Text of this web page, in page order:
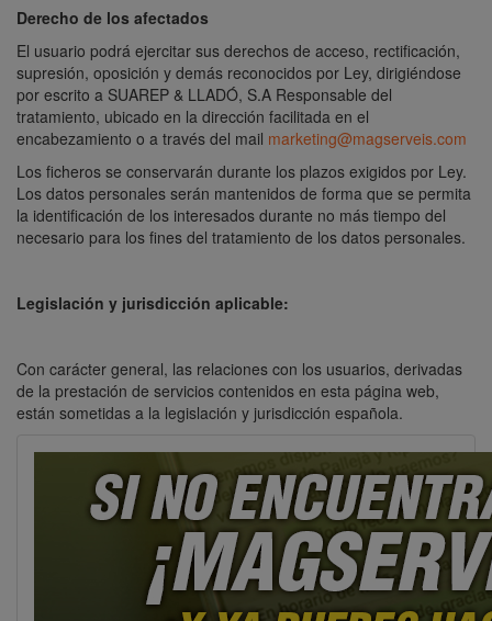
Derecho de los afectados
El usuario podrá ejercitar sus derechos de acceso, rectificación,
supresión, oposición y demás reconocidos por Ley, dirigiéndose
por escrito a SUAREP & LLADÓ, S.A Responsable del
tratamiento, ubicado en la dirección facilitada en el
encabezamiento o a través del mail marketing@magserveis.com
Los ficheros se conservarán durante los plazos exigidos por Ley.
Los datos personales serán mantenidos de forma que se permita
la identificación de los interesados durante no más tiempo del
necesario para los fines del tratamiento de los datos personales.
Legislación y jurisdicción aplicable:
Con carácter general, las relaciones con los usuarios, derivadas
de la prestación de servicios contenidos en esta página web,
están sometidas a la legislación y jurisdicción española.